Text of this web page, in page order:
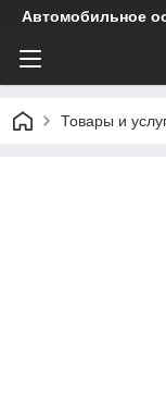
Автомобильное
Товары и